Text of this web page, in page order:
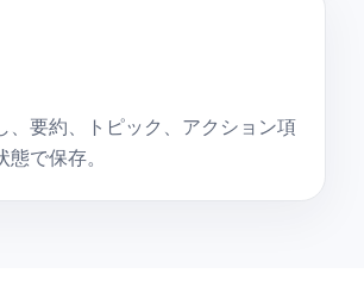
、要約、トピック、アクション項
で保存。